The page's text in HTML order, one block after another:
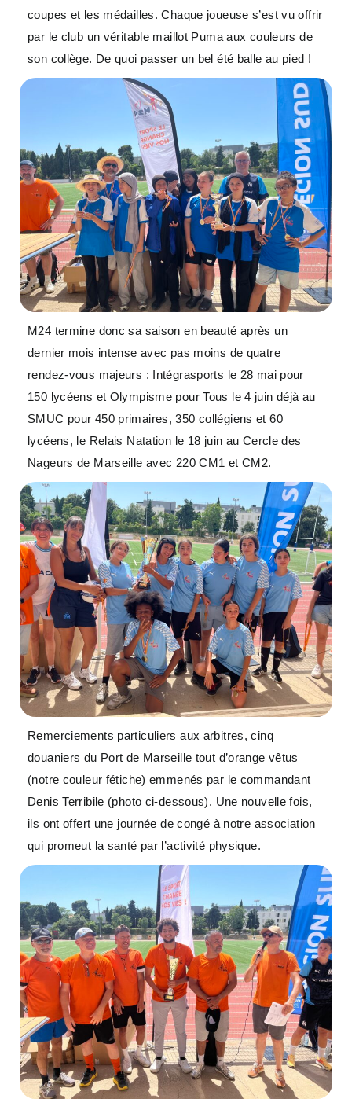
coupes et les médailles. Chaque joueuse s’est vu offrir
par le club un véritable maillot Puma aux couleurs de
son collège. De quoi passer un bel été balle au pied !
M24 termine donc sa saison en beauté après un
dernier mois intense avec pas moins de quatre
rendez-vous majeurs : Intégrasports le 28 mai pour
150 lycéens et Olympisme pour Tous le 4 juin déjà au
SMUC pour 450 primaires, 350 collégiens et 60
lycéens, le Relais Natation le 18 juin au Cercle des
Nageurs de Marseille avec 220 CM1 et CM2.
Remerciements particuliers aux arbitres, cinq
douaniers du Port de Marseille tout d’orange vêtus
(notre couleur fétiche) emmenés par le commandant
Denis Terribile (photo ci-dessous). Une nouvelle fois,
ils ont offert une journée de congé à notre association
qui promeut la santé par l’activité physique.